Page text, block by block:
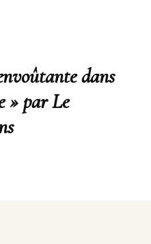
dans
» par Le